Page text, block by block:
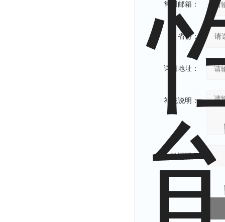
常用邮箱：
省份：
详细地址：
补充说明：
验证码：